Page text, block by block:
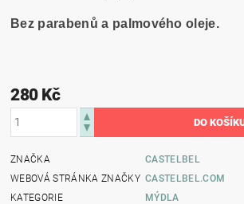
Bez parabenů a palmového oleje.
280 Kč
ZNAČKA
CASTELBEL
WEBOVÁ STRÁNKA ZNAČKY CASTELBEL.COM
KATEGORIE
MÝDLA